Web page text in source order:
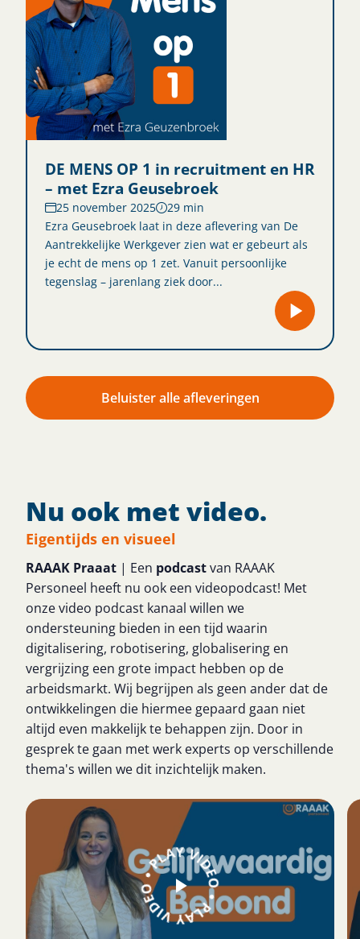
DE MENS OP 1 in recruitment en HR
– met Ezra Geusebroek
25 november 2025
29 min
Ezra Geusebroek laat in deze aflevering van De
Aantrekkelijke Werkgever zien wat er gebeurt als
je echt de mens op 1 zet. Vanuit persoonlijke
tegenslag – jarenlang ziek door...
Beluister alle afleveringen
Nu ook met video.
Eigentijds en visueel
RAAAK Praaat | Een podcastvan RAAAK
Personeel heeft nu ook een videopodcast! Met
onze video podcast kanaal willen we
ondersteuning bieden in een tijd waarin
digitalisering, robotisering, globalisering en
vergrijzing een grote impact hebben op de
arbeidsmarkt. Wij begrijpen als geen ander dat de
ontwikkelingen die hiermee gepaard gaan niet
altijd even makkelijk te behappen zijn. Door in
gesprek te gaan met werk experts op verschillende
thema's willen we dit inzichtelijk maken.